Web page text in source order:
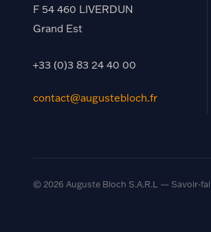
F 54 460 LIVERDUN
Grand Est
+33 (0)3 83 24 40 00
contact@augustebloch.fr
© 2026 Auguste Bloch S.A.R.L — Savoir-